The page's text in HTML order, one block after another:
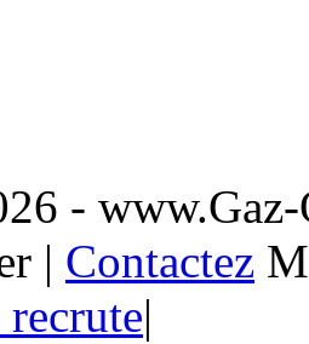
-
| Contactez
|